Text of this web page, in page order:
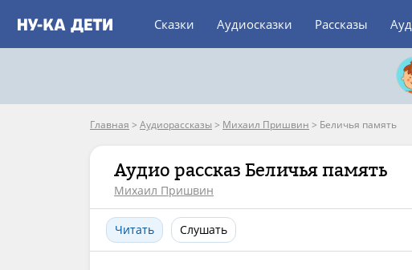
Сказки Аудиосказки Рассказы
Главная > Аудиорассказы > Михаил Пришвин > Беличья память
Аудио рассказ Беличья память
Михаил Пришвин
Читать Слушать